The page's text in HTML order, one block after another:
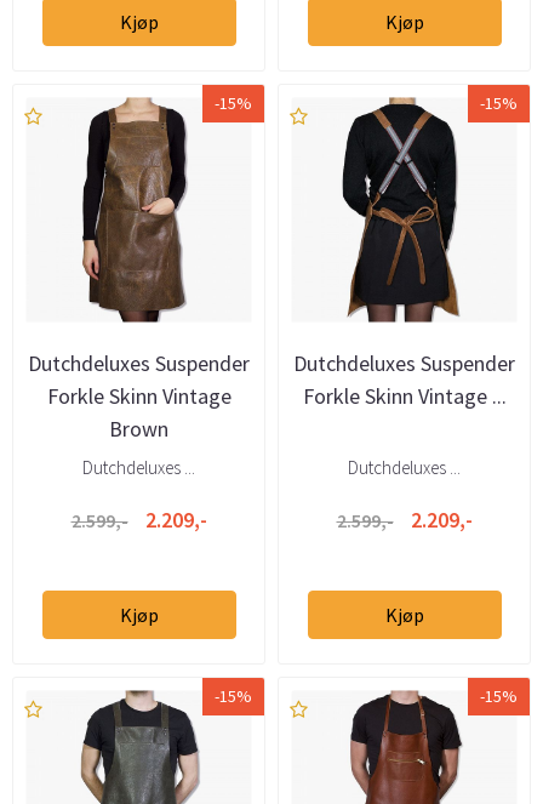
Kjøp Kjøp
-15%
Dutchdeluxes Suspender
Forkle Skinn Vintage
Brown
Dutchdeluxes ...
2.599,- 2.209,-
Kjøp
-15%
Dutchdeluxes Suspender
Forkle Skinn Vintage ...
Dutchdeluxes ...
2.599,- 2.209,-
Kjøp
-15% -15%